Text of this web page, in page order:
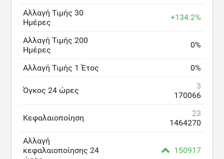
Αλλαγή Τιμής 30
Ημέρες
+134.2%
Αλλαγή Τιμής 200
Ημέρες
0%
Αλλαγή Τιμής 1 Έτος 0%
Όγκος 24 ώρες
3
170066
Κεφαλαιοποίηση
23
1464270
Αλλαγή
κεφαλαιοποίησης 24
150917